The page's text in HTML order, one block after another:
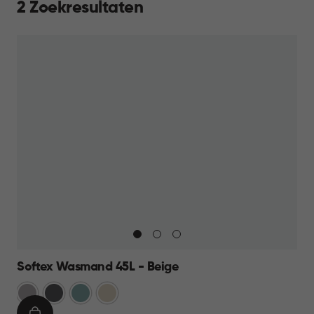
2 Zoekresultaten
Softex Wasmand 45L - Beige
TaupeAntraciet
BlauwBeige